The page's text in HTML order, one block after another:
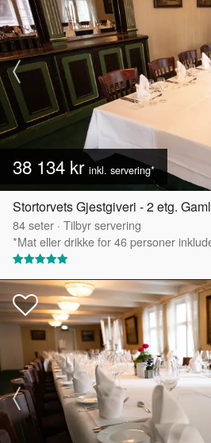
38 134 kr inkl. servering*
Stortorvets Gjestgiveri - 2 etg.
84seter · Tilbyr servering
*Mat eller drikke for 46 personer